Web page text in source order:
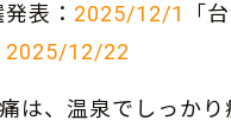
表： 2025/12/1
「
2025/12/22
は、温泉でしっかり